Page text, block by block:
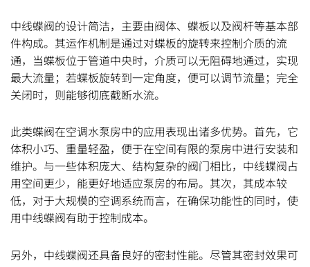
中线蝶阀的设计简洁，主要由阀体、蝶板以及阀杆等基本部
件构成。其运作机制是通过对蝶板的旋转来控制介质的流
通，当蝶板位于管道中央时，介质可以无阻碍地通过，实现
最大流量；若蝶板旋转到一定角度，便可以调节流量；完全
关闭时，则能够彻底截断水流。
此类蝶阀在空调水泵房中的应用表现出诸多优势。首先，它
体积小巧、重量轻盈，便于在空间有限的泵房中进行安装和
维护。与一些体积庞大、结构复杂的阀门相比，中线蝶阀占
用空间更少，能更好地适应泵房的布局。其次，其成本较
低，对于大规模的空调系统而言，在确保功能性的同时，使
用中线蝶阀有助于控制成本。
另外，中线蝶阀还具备良好的密封性能。尽管其密封效果可